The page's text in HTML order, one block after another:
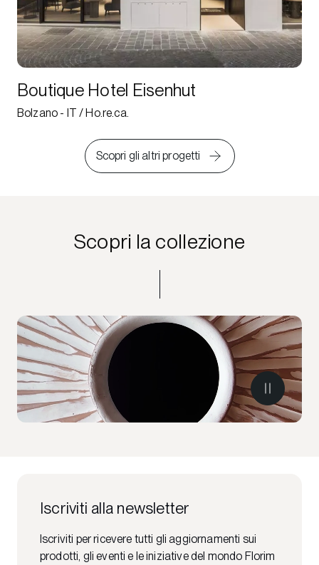
Boutique Hotel Eisenhut
Bolzano - IT / Ho.re.ca.
Scopri gli altri progetti
Scopri la collezione
Iscriviti alla newsletter
Iscriviti per ricevere tutti gli aggiornamenti sui
prodotti, gli eventi e le iniziative del mondo Florim